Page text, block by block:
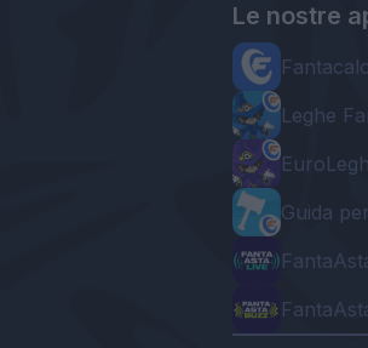
Le nostre
Leghe
Guida